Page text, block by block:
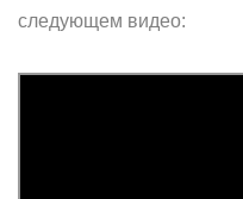
следующем видео: